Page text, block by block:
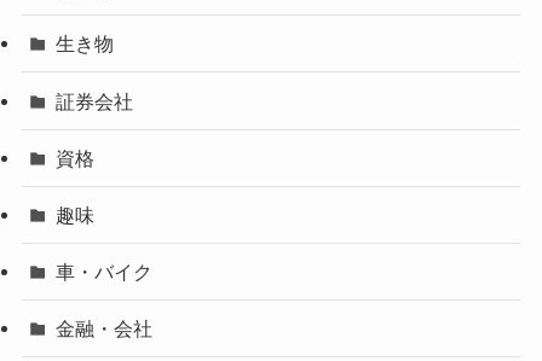
生き物
証券会社
資格
趣味
車・バイク
金融・会社